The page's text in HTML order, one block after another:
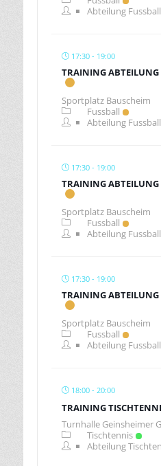
Abteilung Fussball
17:30 - 19:00
TRAINING ABTEILUNG
Sportplatz Bauscheim
Fussball
Abteilung Fussball
17:30 - 19:00
TRAINING ABTEILUNG
Sportplatz Bauscheim
Fussball
Abteilung Fussball
17:30 - 19:00
TRAINING ABTEILUNG
Sportplatz Bauscheim
Fussball
Abteilung Fussball
18:00 - 20:00
TRAINING
Turnhalle Geinsheimer
Tischtennis
Abteilung